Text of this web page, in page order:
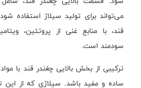
می‌تواند برای تولید سیلاژ استفاده
قند، با منابع غنی از پروتئین،
سودمند است.
ترکیبی از بخش بالایی چغندر قند با
ساده و مفید باشد. سیلاژی که از این